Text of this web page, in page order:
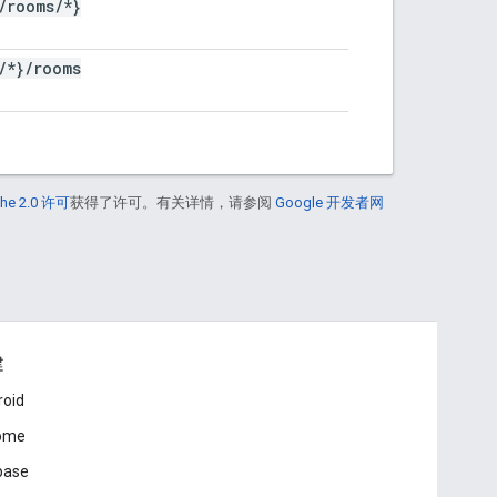
rooms/*}
*}/rooms
2.0 许可获得了许可。有关详情，请参阅 Google 开发者网